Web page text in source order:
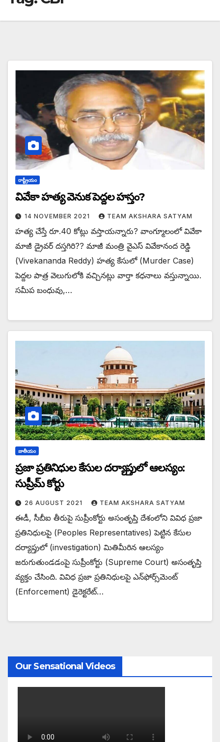
రాష్ట్రీయం
వివేకా హత్య వెనుక పెద్దల హస్తం?
14 NOVEMBER 2021 TEAM AKSHARA SATYAM
హత్య చేస్తే రూ.40 కోట్లు వస్తాయన్నారు? వాంగ్మూలంలో వివేకా
మాజీ డ్రైవర్‌ దస్తగిరి?? మాజీ మంత్రి వైఎస్‌ వివేకానంద రెడ్డి
(Vivekananda Reddy) హత్య కేసులో (Murder Case)
పెద్దల పాత్ర వెలుగులోకి వచ్చినట్లు వార్తా కధనాలు వస్తున్నాయి.
సమీప బంధువు,…
జాతీయం
ప్రజా ప్రతినిధుల కేసుల దర్యాప్తులో ఆలస్యం:
సుప్రీమ్ కోర్టు
26 AUGUST 2021 TEAM AKSHARA SATYAM
ఈడీ, సీబీఐ తీరుపై సుప్రీంకోర్టు అసంతృప్తి దేశంలోని వివిధ ప్రజా
ప్రతినిధులపై (Peoples Representatives) పెట్టిన కేసుల
దర్యాప్తులో (investigation) మితిమీరిన ఆలస్యం
జరుగుతుండడంపై సుప్రీంకోర్టు (Supreme Court) అసంతృప్తి
వ్యక్తం చేసింది. వివిధ ప్రజా ప్రతినిధులపై ఎన్‌ఫోర్స్‌మెంట్‌
(Enforcement) డైరెక్టరేట్‌…
Our Sensational Videos